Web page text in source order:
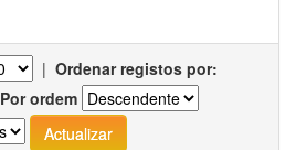
| Ordenar registos por:
Por ordem